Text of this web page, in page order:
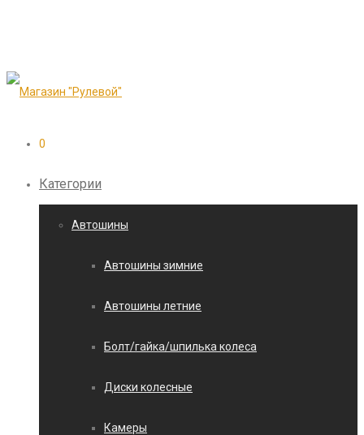
0
Категории
Автошины
Автошины зимние
Автошины летние
Болт/гайка/шпилька колеса
Диски колесные
Камеры